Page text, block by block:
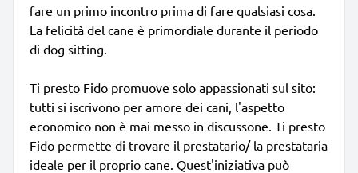
fare un primo incontro prima di fare qualsiasi cosa.
La felicità del cane è primordiale durante il periodo
di dog sitting.
Ti presto Fido promuove solo appassionati sul sito:
tutti si iscrivono per amore dei cani, l'aspetto
economico non è mai messo in discussone. Ti presto
Fido permette di trovare il prestatario/ la prestataria
ideale per il proprio cane. Quest'iniziativa può